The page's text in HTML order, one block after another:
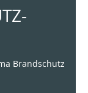
Brandschutz